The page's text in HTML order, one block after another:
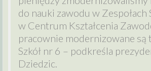
do nauki zawodu w Zespołach
w Centrum Kształcenia
pracownie modernizowane są
Szkół nr 6 – podkreśla
Dziedzic.